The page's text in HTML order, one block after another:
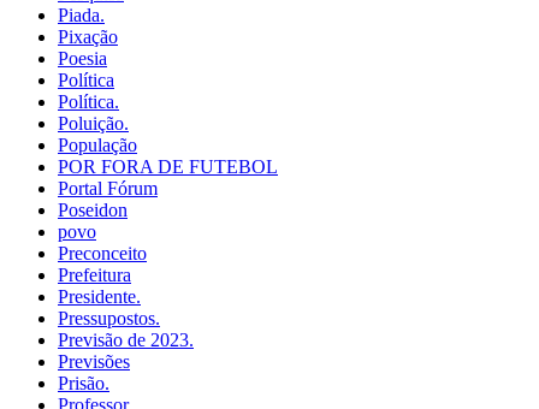
Piada.
Pixação
Poesia
Política
Política.
Poluição.
População
POR FORA DE FUTEBOL
Portal Fórum
Poseidon
povo
Preconceito
Prefeitura
Presidente.
Pressupostos.
Previsão de 2023.
Previsões
Prisão.